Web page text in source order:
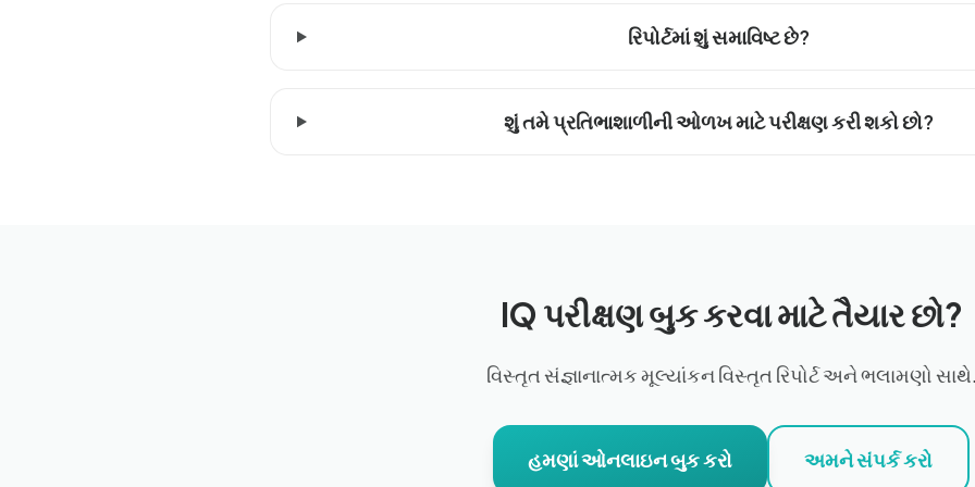
રિપોર્ટમાં શું સમાવિષ્ટ છે?
શું તમે પ્રતિભાશાળીની ઓળખ માટે પરીક્ષણ કરી શકો છો?
IQ પરીક્ષણ બુક કરવા માટે તૈયાર છો?
વિસ્તૃત સંજ્ઞાનાત્મક મૂલ્યાંકન વિસ્તૃત રિપોર્ટ અને ભલામણો
હમણાં ઓનલાઇન બુક કરો અમને સંપર્ક કરો